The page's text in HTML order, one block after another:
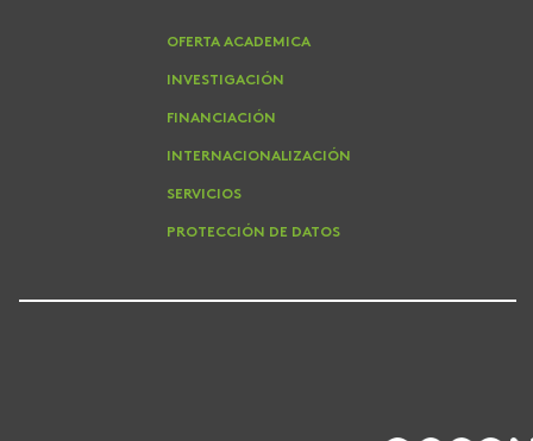
OFERTA ACADEMICA
INVESTIGACIÓN
FINANCIACIÓN
INTERNACIONALIZACIÓN
SERVICIOS
PROTECCIÓN DE DATOS